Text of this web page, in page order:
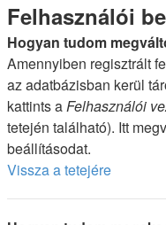
Felhasználói
Hogyan tudom
Amennyiben regisztrált
az adatbázisban kerül
kattints aFelhasználói
tetején található). Itt
beállításodat.
Vissza a tetejére